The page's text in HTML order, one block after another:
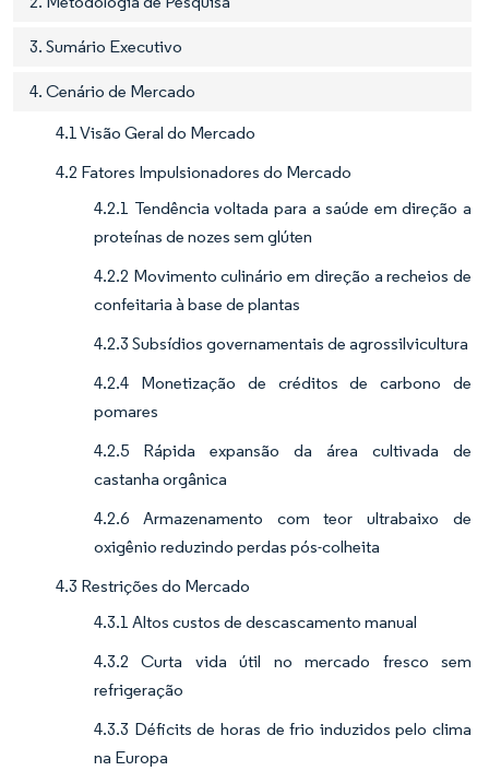
3. Sumário Executivo
4. Cenário de Mercado
4.1 Visão Geral do Mercado
4.2 Fatores Impulsionadores do Mercado
4.2.1 Tendência voltada para a saúde em direção a
proteínas de nozes sem glúten
4.2.2 Movimento culinário em direção a recheios de
confeitaria à base de plantas
4.2.3 Subsídios governamentais de agrossilvicultura
4.2.4 Monetização de créditos de carbono de
pomares
4.2.5 Rápida expansão da área cultivada de
castanha orgânica
4.2.6 Armazenamento com teor ultrabaixo de
oxigênio reduzindo perdas pós-colheita
4.3 Restrições do Mercado
4.3.1 Altos custos de descascamento manual
4.3.2 Curta vida útil no mercado fresco sem
refrigeração
4.3.3 Déficits de horas de frio induzidos pelo clima
na Europa